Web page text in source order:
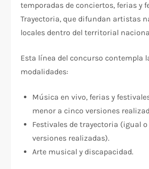
temporadas de conciertos, ferias y
Trayectoria, que difundan artistas
locales dentro del territorial
Esta línea del concurso contempla
modalidades:
Música en vivo, ferias y
menor a cinco versiones
Festivales de trayectoria (igual
versiones realizadas).
Arte musical y discapacidad.